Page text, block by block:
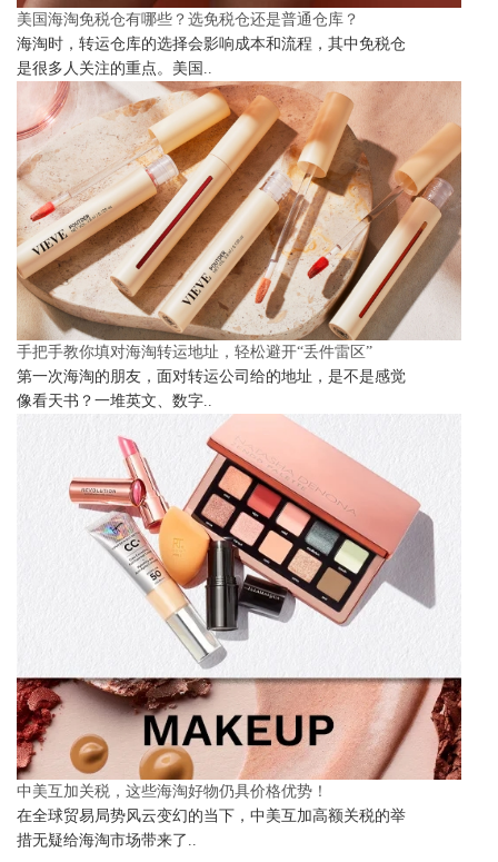
美国海淘免税仓有哪些？选免税仓还是普通仓库？
海淘时，转运仓库的选择会影响成本和流程，其中免税仓
是很多人关注的重点。美国..
手把手教你填对海淘转运地址，轻松避开“丢件雷区”
第一次海淘的朋友，面对转运公司给的地址，是不是感觉
像看天书？一堆英文、数字..
中美互加关税，这些海淘好物仍具价格优势！
在全球贸易局势风云变幻的当下，中美互加高额关税的举
措无疑给海淘市场带来了..